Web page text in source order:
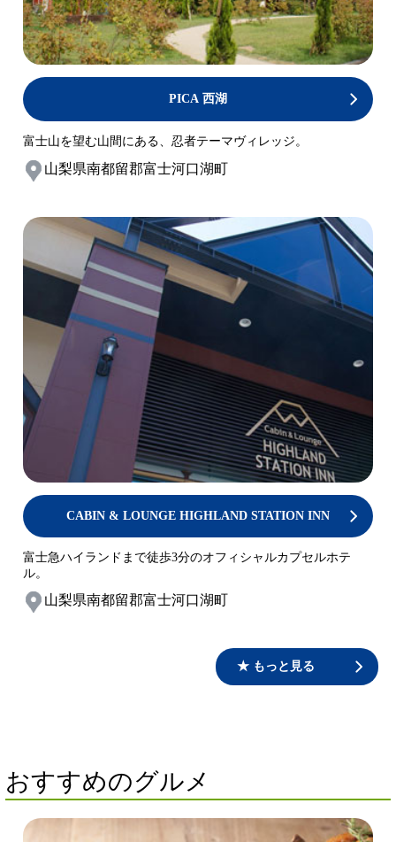
PICA 西湖
富士山を望む山間にある、忍者テーマヴィレッジ。
山梨県南都留郡富士河口湖町
CABIN & LOUNGE HIGHLAND STATION INN
富士急ハイランドまで徒歩3分のオフィシャルカプセルホテ
ル。
山梨県南都留郡富士河口湖町
★ もっと見る
おすすめのグルメ